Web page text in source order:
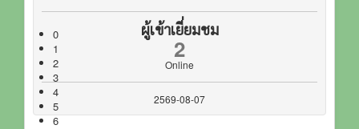
0
1
2
3
4
5
6
ผู้เข้าเยี่ยมชม
2
Online
2569-08-07